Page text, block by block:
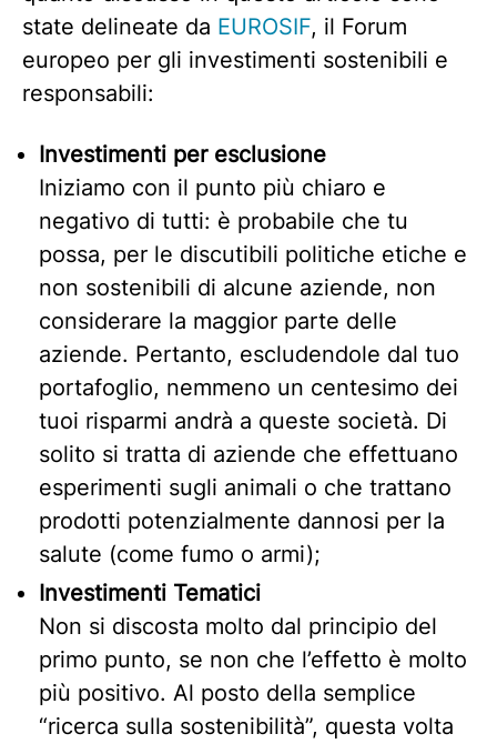
state delineate da EUROSIF, il Forum
europeo per gli investimenti sostenibili e
responsabili:
Investimenti per esclusione
Iniziamo con il punto più chiaro e
negativo di tutti: è probabile che tu
possa, per le discutibili politiche etiche e
non sostenibili di alcune aziende, non
considerare la maggior parte delle
aziende. Pertanto, escludendole dal tuo
portafoglio, nemmeno un centesimo dei
tuoi risparmi andrà a queste società. Di
solito si tratta di aziende che effettuano
esperimenti sugli animali o che trattano
prodotti potenzialmente dannosi per la
salute (come fumo o armi);
Investimenti Tematici
Non si discosta molto dal principio del
primo punto, se non che l’effetto è molto
più positivo. Al posto della semplice
“ricerca sulla sostenibilità”, questa volta